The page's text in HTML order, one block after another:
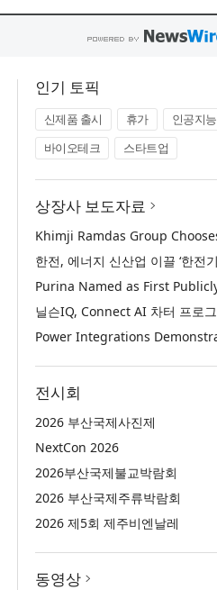
인기 토픽
신제품 출시 휴가
인공지능
바이오테크
스타트업
상장사 보도자료
전시회
2026 부산국제사진제
NextCon 2026
2026부산국제불교박람회
2026 부산국제주류박람회
2026 제5회 제주비엔날레
동영상